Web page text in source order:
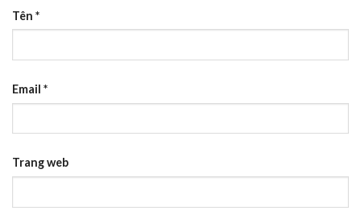
Tên *
Email *
Trang web